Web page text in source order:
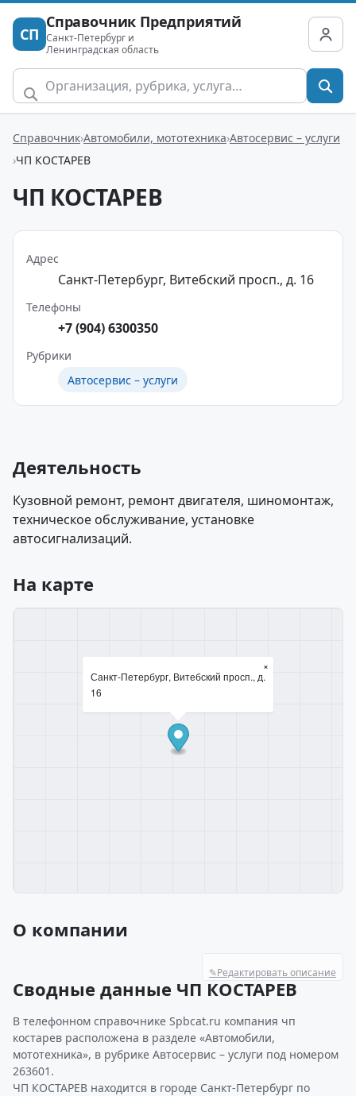
СП
Справочник Предприятий
Санкт-Петербург и
Ленинградская область
Справочник Автомобили, мототехника Автосервис – услуги
ЧП КОСТАРЕВ
ЧП КОСТАРЕВ
Адрес
Санкт-Петербург, Витебский просп., д. 16
Телефоны
+7 (904) 6300350
Рубрики
Автосервис – услуги
Деятельность
Кузовной ремонт, ремонт двигателя, шиномонтаж,
техническое обслуживание, установке
автосигнализаций.
На карте
Санкт-Петербург, Витебский просп., д.
16
×
О компании
✎Редактировать описание
Сводные данные ЧП КОСТАРЕВ
В телефонном справочнике Spbcat.ru компания чп
костарев расположена в разделе «Автомобили,
мототехника», в рубрике Автосервис – услуги под номером
263601.
ЧП КОСТАРЕВ находится в городе Санкт-Петербург по